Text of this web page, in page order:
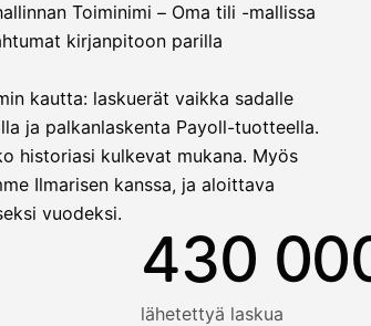
Toiminimi – Oma tili -mallissa
kirjanpitoon parilla
kautta: laskuerät vaikka sadalle
ja palkanlaskenta Payoll-tuotteella.
historiasi kulkevat mukana. Myös
Ilmarisen kanssa, ja aloittava
vuodeksi.
430
lähetettyä laskua